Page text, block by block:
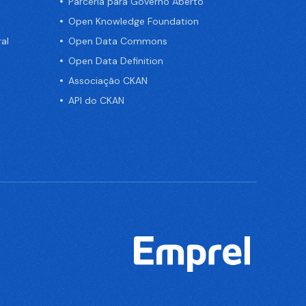
Open Knowledge Foundation
Open Data Commons
Open Data Definition
Associação CKAN
API do CKAN